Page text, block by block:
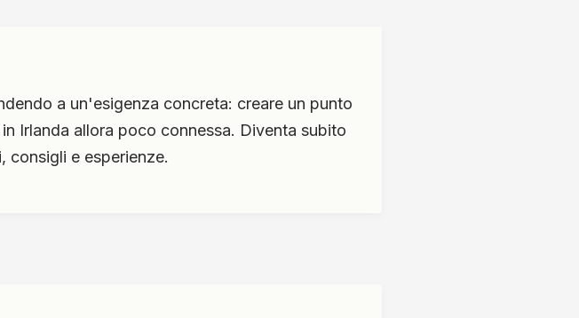
a un'esigenza concreta: creare un punto
Irlanda allora poco connessa. Diventa subito
consigli e esperienze.